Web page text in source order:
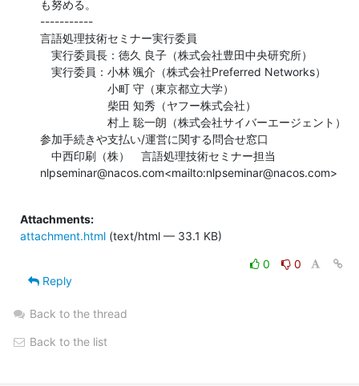
も努める。
-----------
言語処理技術セミナー実行委員
実行委員長：徳久 良子（株式会社豊田中央研究所）
実行委員：小林 颯介（株式会社Preferred Networks）
小町 守（東京都立大学）
柴田 知秀（ヤフー株式会社）
村上 聡一朗（株式会社サイバーエージェント）
参加手続きや支払い/運営に関する問合せ窓口
中西印刷（株）　言語処理技術セミナー担当
nlpseminar@nacos.com<mailto:nlpseminar@nacos.com>
Attachments:
attachment.html (text/html — 33.1 KB)
0
0
Reply
Back to the thread
Back to the list